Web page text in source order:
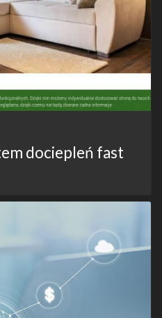
dociepleń fast